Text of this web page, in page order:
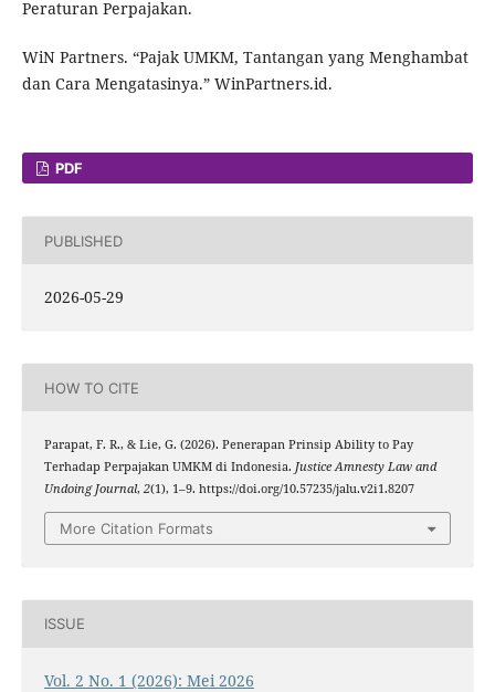
Peraturan Perpajakan.
WiN Partners. “Pajak UMKM, Tantangan yang Menghambat
dan Cara Mengatasinya.” WinPartners.id.
PDF
PUBLISHED
2026-05-29
HOW TO CITE
Parapat, F. R., & Lie, G. (2026). Penerapan Prinsip Ability to Pay
Terhadap Perpajakan UMKM di Indonesia. Justice Amnesty Law and
Undoing Journal, 2(1), 1–9. https://doi.org/10.57235/jalu.v2i1.8207
More Citation Formats
ISSUE
Vol. 2 No. 1 (2026): Mei 2026